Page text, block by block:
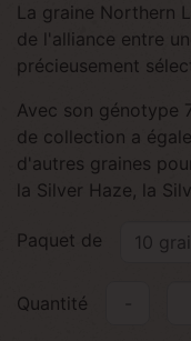
La graine Northern
de l'alliance entre
précieusement
Avec son génotype
de collection a
d'autres graines
la Silver Haze, la
Paquet de
Quantité